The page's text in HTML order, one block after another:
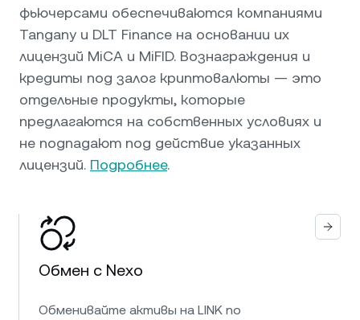
фьючерсами обеспечиваются компаниями
Tangany и DLT Finance на основании их
лицензий MiCA и MiFID. Вознаграждения и
кредиты под залог криптовалюты — это
отдельные продукты, которые
предлагаются на собственных условиях и
не подпадают под действие указанных
лицензий. Подробнее.
Обмен с Nexo
Обменивайте активы на LINK по